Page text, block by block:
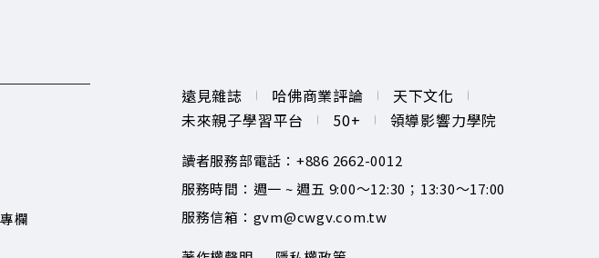
欄
遠見雜誌 哈佛商業評論
天下文化
未來親子學習平台
50+ 領導影響力學院
讀者服務部電話：+886 2662-0012
服務時間：週一 ~ 週五 9:00～12:30；13:30～17:00
服務信箱：gvm@cwgv.com.tw